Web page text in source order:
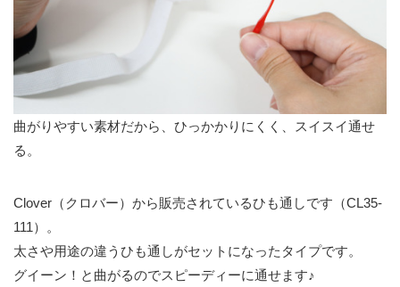
曲がりやすい素材だから、ひっかかりにくく、スイスイ通せ
る。
Clover（クロバー）から販売されているひも通しです（CL35-
111）。
太さや用途の違うひも通しがセットになったタイプです。
グイーン！と曲がるのでスピーディーに通せます♪